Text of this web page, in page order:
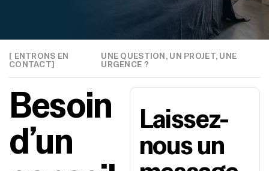
UNE QUESTION, UN PROJET, UNE
URGENCE ?
[ ENTRONS EN
CONTACT]
Besoin
d’un Laissez-
nous un